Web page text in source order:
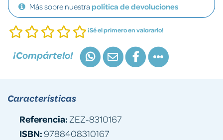
Más sobre nuestra política de devoluciones
¡Sé el primero en valorarlo!
¡Compártelo!
Características
Referencia: ZEZ-8310167
ISBN:9788408310167